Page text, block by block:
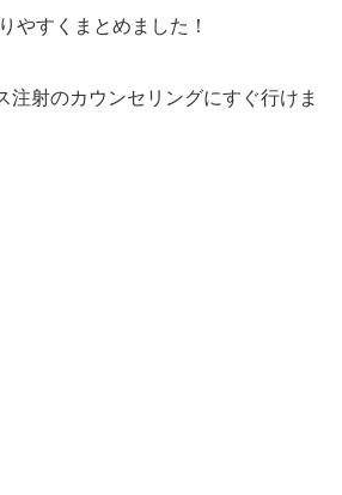
やすくまとめました！
射のカウンセリングにすぐ行けま